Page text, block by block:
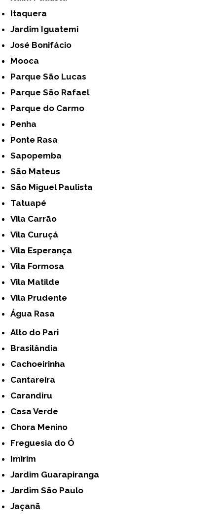
Itaquera
Jardim Iguatemi
José Bonifácio
Mooca
Parque São Lucas
Parque São Rafael
Parque do Carmo
Penha
Ponte Rasa
Sapopemba
São Mateus
São Miguel Paulista
Tatuapé
Vila Carrão
Vila Curuçá
Vila Esperança
Vila Formosa
Vila Matilde
Vila Prudente
Água Rasa
Alto do Pari
Brasilândia
Cachoeirinha
Cantareira
Carandiru
Casa Verde
Chora Menino
Freguesia do Ó
Imirim
Jardim Guarapiranga
Jardim São Paulo
Jaçanã